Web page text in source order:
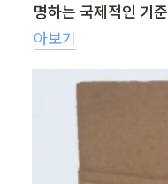
명하는 국제적인 기준
아보기